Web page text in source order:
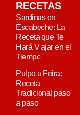
RECETAS
Sardinas en
Escabeche: La
Receta que Te
Hará Viajar en el
Tiempo
Pulpo a Feira:
Receta
Tradicional paso
a paso